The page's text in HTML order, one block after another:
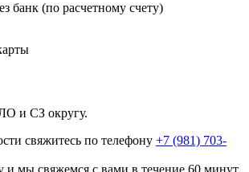
банк (по расчетному счету)
и СЗ округу.
свяжитесь по телефону +7 (981) 703-
и мы свяжемся с вами в течение 60 минут.